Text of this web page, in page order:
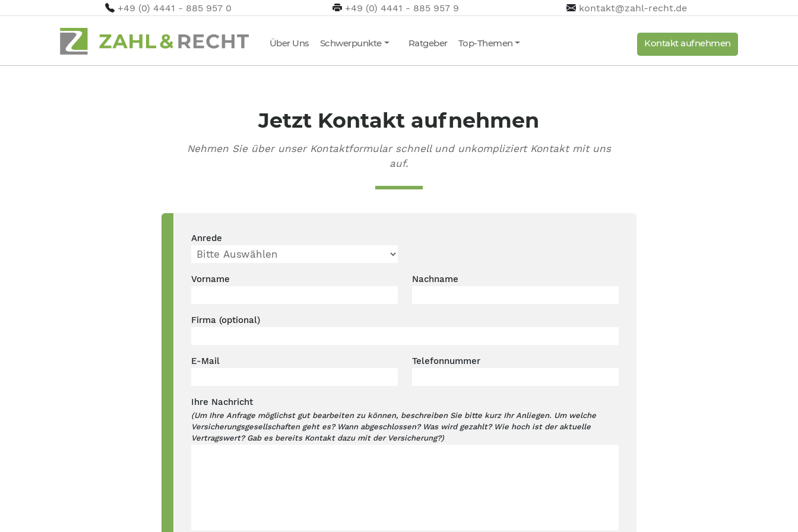
+49 (0) 4441 - 885 957 0 +49 (0) 4441 - 885 957 9 kontakt@zahl-recht.de
Über Uns Schwerpunkte Ratgeber Top-Themen Kontakt aufnehmen
Jetzt Kontakt aufnehmen
Nehmen Sie über unser Kontaktformular schnell und unkompliziert Kontakt mit uns
auf.
Anrede
Vorname Nachname
Firma (optional)
E-Mail Telefonnummer
Ihre Nachricht
(Um Ihre Anfrage möglichst gut bearbeiten zu können, beschreiben Sie bitte kurz Ihr Anliegen. Um welche
Versicherungsgesellschaften geht es? Wann abgeschlossen? Was wird gezahlt? Wie hoch ist der aktuelle
Vertragswert? Gab es bereits Kontakt dazu mit der Versicherung?)